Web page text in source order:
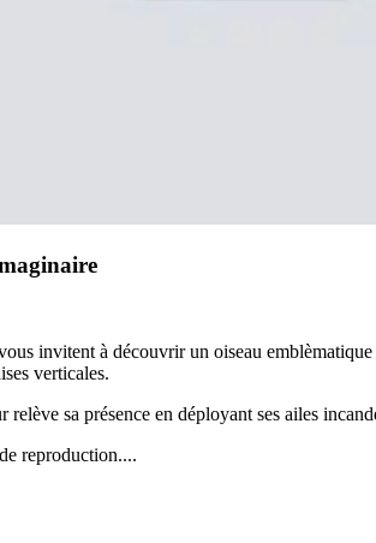
invitent à découvrir un oiseau
verticales.
sa présence en déployant ses ailes
reproduction....